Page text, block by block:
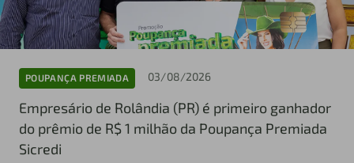
POUPANÇA PREMIADA 03/08/2026
Empresário de Rolândia (PR) é primeiro ganhador
do prêmio de R$ 1 milhão da Poupança Premiada
Sicredi